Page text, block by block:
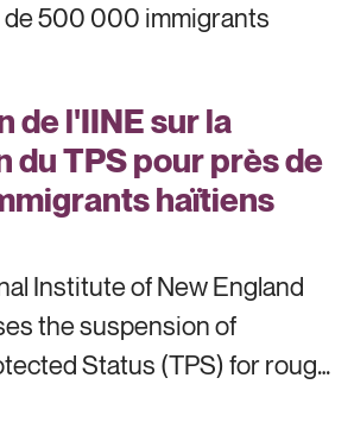
de l'IINE sur la
du TPS pour près de
haïtiens
Institute of New England
the suspension of
Status (TPS) for roug…